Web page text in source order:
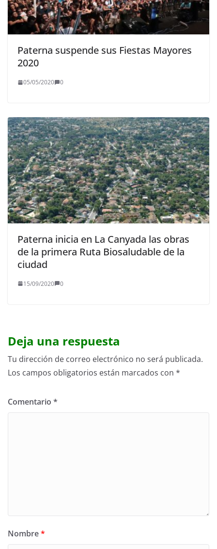
Paterna suspende sus Fiestas Mayores
2020
05/05/2020 0
Paterna inicia en La Canyada las obras
de la primera Ruta Biosaludable de la
ciudad
15/09/2020 0
Deja una respuesta
Tu dirección de correo electrónico no será publicada.
Los campos obligatorios están marcados con *
Comentario *
Nombre*